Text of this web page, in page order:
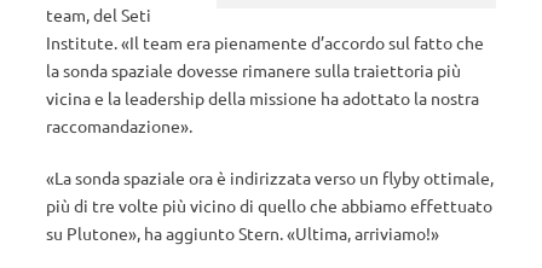
team, del Seti
Institute. «Il team era pienamente d’accordo sul fatto che
la sonda spaziale dovesse rimanere sulla traiettoria più
vicina e la leadership della missione ha adottato la nostra
raccomandazione».
«La sonda spaziale ora è indirizzata verso un flyby ottimale,
più di tre volte più vicino di quello che abbiamo effettuato
su Plutone», ha aggiunto Stern. «Ultima, arriviamo!»